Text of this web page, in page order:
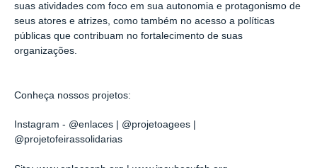
suas atividades com foco em sua autonomia e protagonismo de
seus atores e atrizes, como também no acesso a políticas
públicas que contribuam no fortalecimento de suas
organizações.
Conheça nossos projetos:
Instagram - @enlaces @projetoagees
@projetofeirassolidarias